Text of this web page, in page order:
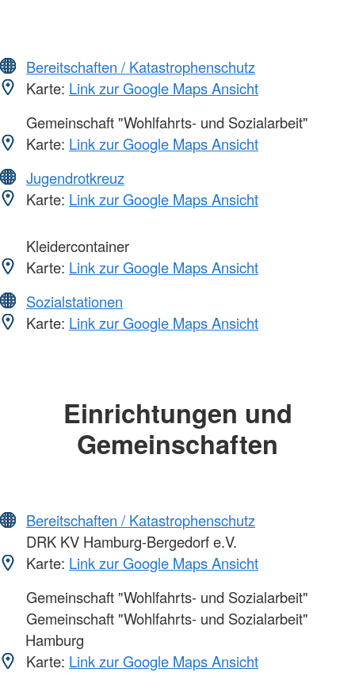
Bereitschaften / Katastrophenschutz
Karte: Link zur Google Maps Ansicht
Gemeinschaft "Wohlfahrts- und Sozialarbeit"
Karte: Link zur Google Maps Ansicht
Jugendrotkreuz
Karte: Link zur Google Maps Ansicht
Kleidercontainer
Karte: Link zur Google Maps Ansicht
Sozialstationen
Karte: Link zur Google Maps Ansicht
Einrichtungen und
Gemeinschaften
Bereitschaften / Katastrophenschutz
DRK KV Hamburg-Bergedorf e.V.
Karte: Link zur Google Maps Ansicht
Gemeinschaft "Wohlfahrts- und Sozialarbeit"
Gemeinschaft "Wohlfahrts- und Sozialarbeit"
Hamburg
Karte: Link zur Google Maps Ansicht